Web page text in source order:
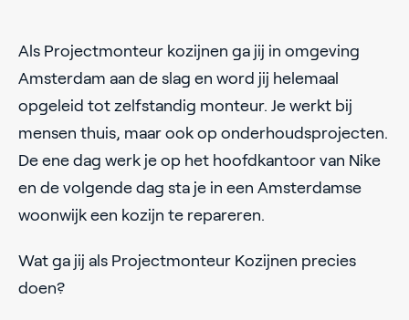
Als Projectmonteur kozijnen ga jij in omgeving
Amsterdam aan de slag en word jij helemaal
opgeleid tot zelfstandig monteur. Je werkt bij
mensen thuis, maar ook op onderhoudsprojecten.
De ene dag werk je op het hoofdkantoor van Nike
en de volgende dag sta je in een Amsterdamse
woonwijk een kozijn te repareren.
Wat ga jij als Projectmonteur Kozijnen precies
doen?